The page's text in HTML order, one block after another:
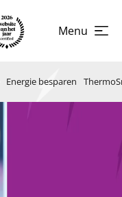
Menu
Energie besparen